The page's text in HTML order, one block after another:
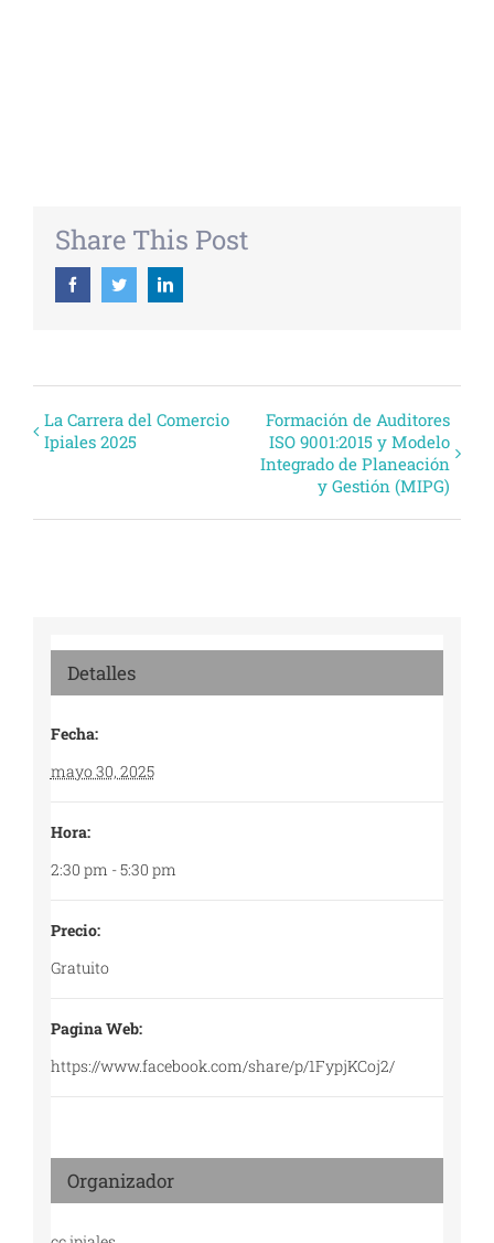
Share This Post
FacebookTwitterLinkedin
Evento
Navegación
La Carrera del Comercio
Ipiales 2025
Formación de Auditores
ISO 9001:2015 y Modelo
Integrado de Planeación
y Gestión (MIPG)
Detalles
Fecha:
mayo 30, 2025
Hora:
2:30 pm - 5:30 pm
Precio:
Gratuito
Pagina Web:
https://www.facebook.com/share/p/1FypjKCoj2/
Organizador